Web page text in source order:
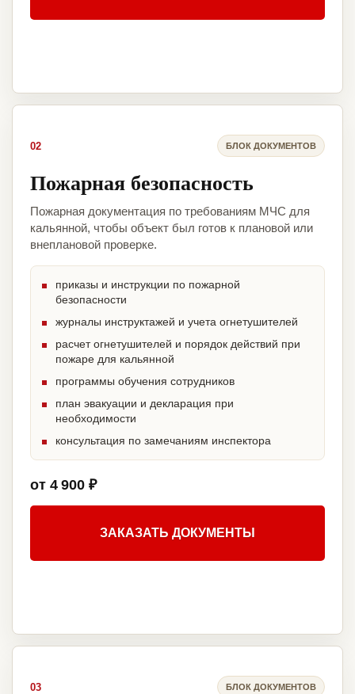
02 БЛОК ДОКУМЕНТОВ
Пожарная безопасность
Пожарная документация по требованиям МЧС для
кальянной, чтобы объект был готов к плановой или
внеплановой проверке.
приказы и инструкции по пожарной
безопасности
журналы инструктажей и учета огнетушителей
расчет огнетушителей и порядок действий при
пожаре для кальянной
программы обучения сотрудников
план эвакуации и декларация при
необходимости
консультация по замечаниям инспектора
от 4 900 ₽
ЗАКАЗАТЬ ДОКУМЕНТЫ
03 БЛОК ДОКУМЕНТОВ